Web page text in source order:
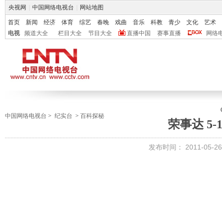
央视网 中国网络电视台 网站地图
首页 新闻 经济 体育 综艺 春晚 戏曲 音乐 科教 青少 文化
艺术
电视
频道大全 栏目大全 节目大全 直播中国 赛事直播 网络
中国网络电视台 > 纪实台 > 百科探秘
荣事达 5-1
发布时间： 2011-05-